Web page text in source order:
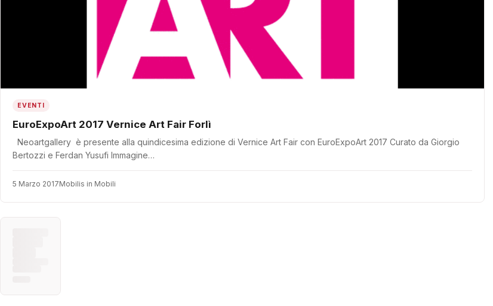
EVENTI
EuroExpoArt 2017 Vernice Art Fair Forlì
Neoartgallery è presente alla quindicesima edizione di Vernice Art Fair con EuroExpoArt 2017 Curato da Giorgio
Bertozzi e Ferdan Yusufi Immagine…
5 Marzo 2017Mobilis in Mobili